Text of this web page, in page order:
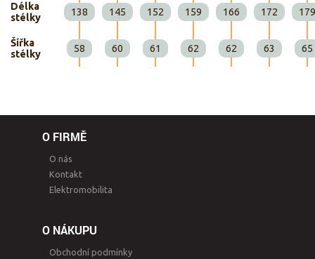
Délka
stélky
138 145 152 159 166 172 179
Šířka
stélky
58 60 61 62 62 63 65
O FIRMĚ
O nás
Kontakt
Elektromobilita
O NÁKUPU
Obchodní podmínky